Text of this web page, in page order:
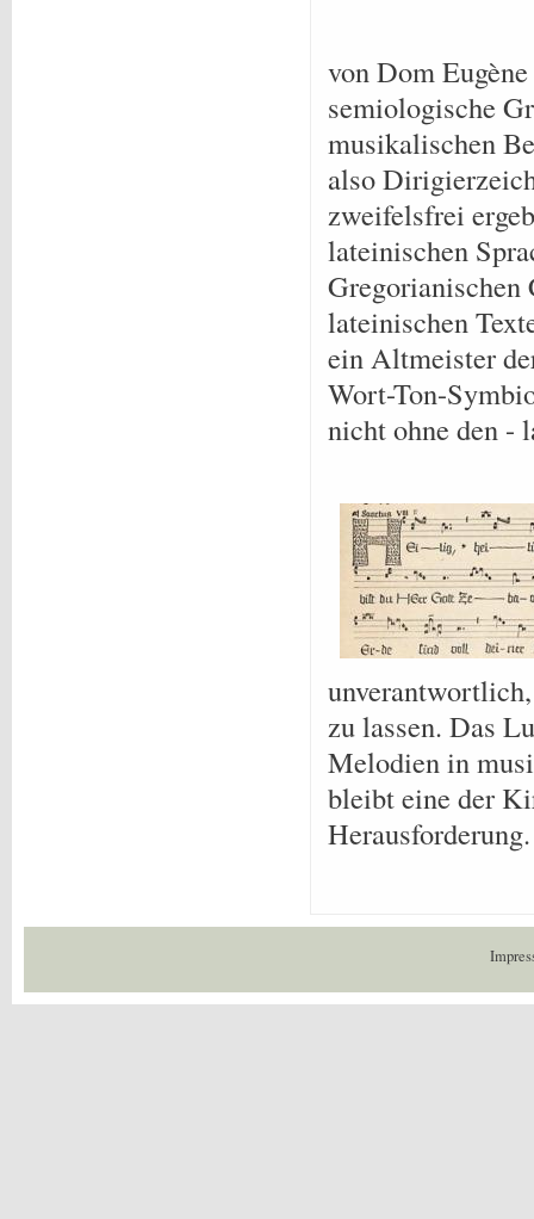
von Dom
semiologische
musikalischen
also
zweifelsfrei
lateinischen
Gregorianischen
lateinischen
ein Altmeister
Wort-Ton-
nicht ohne den -
zu lassen. Das
Melodien in
bleibt eine der
Herausforderung.